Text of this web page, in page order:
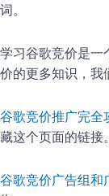
词。
学习谷歌竞价是一
价的更多知识，我
谷歌竞价推广完全
藏这个页面的链接。
谷歌竞价广告组和